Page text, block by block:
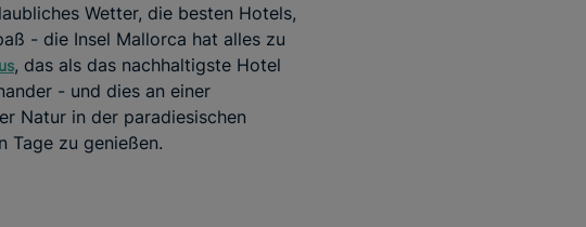
Wetter, die besten Hotels,
- die Insel Mallorca hat alles zu
, das als das nachhaltigste Hotel
- und dies an einer
Natur in der paradiesischen
Tage zu genießen.